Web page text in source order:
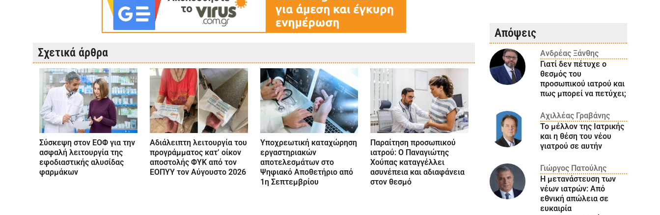
Σχετικά άρθρα
Σύσκεψη στον ΕΟΦ για την
ασφαλή λειτουργία της
εφοδιαστικής αλυσίδας
φαρμάκων
Αδιάλειπτη λειτουργία του
προγράμματος κατ’ οίκον
αποστολής ΦΥΚ από τον
ΕΟΠΥΥ τον Αύγουστο 2026
Υποχρεωτική καταχώρηση
εργαστηριακών
αποτελεσμάτων στο
Ψηφιακό Αποθετήριο από
1η Σεπτεμβρίου
Παραίτηση προσωπικού
ιατρού: Ο Παναγιώτης
Χούπας καταγγέλλει
ασυνέπεια και αδιαφάνεια
στον θεσμό
Απόψεις
Ανδρέας Ξάνθης
Γιατί δεν πέτυχε ο
θεσμός του
προσωπικού ιατρού και
πως μπορεί να πετύχει;
Αχιλλέας Γραβάνης
Το μέλλον της Ιατρικής
και η θέση του νέου
γιατρού σε αυτήν
Γιώργος Πατούλης
Η μετανάστευση των
νέων ιατρών: Aπό
εθνική απώλεια σε
ευκαιρία